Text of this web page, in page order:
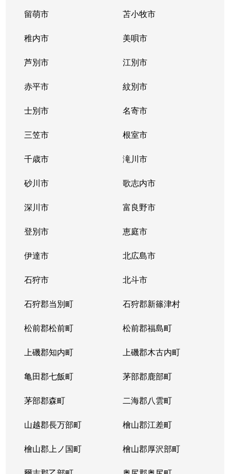
北３９条東
麻生
北３９条東
栄町(札幌)
北３９条東
栄町(札幌)
北４０条東
栄町(札幌)
北４０条東
栄町(札幌)
北４１条東
麻生
北４２条東
栄町(札幌)
北４３条東
栄町(札幌)
北４３条東
栄町(札幌)
北４６条東
栄町(札幌)
北４６条東
栄町(札幌)
東苗穂５条
元町(札幌)
伏古４条
環状通東
本町２条
環状通東
留萌市 苫小牧市
稚内市 美唄市
芦別市 江別市
赤平市 紋別市
士別市 名寄市
三笠市 根室市
千歳市 滝川市
砂川市 歌志内市
深川市 富良野市
登別市 恵庭市
伊達市 北広島市
石狩市 北斗市
石狩郡当別町 石狩郡新篠津村
松前郡松前町 松前郡福島町
上磯郡知内町 上磯郡木古内町
亀田郡七飯町 茅部郡鹿部町
茅部郡森町 二海郡八雲町
山越郡長万部町 檜山郡江差町
檜山郡上ノ国町 檜山郡厚沢部町